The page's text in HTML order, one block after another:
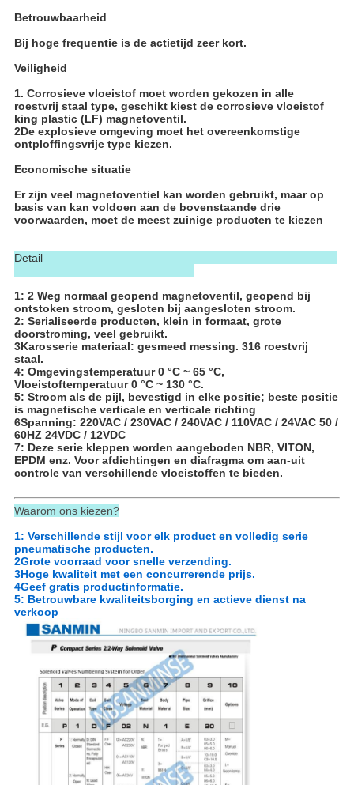
Betrouwbaarheid
Bij hoge frequentie is de actietijd zeer kort.
Veiligheid
1. Corrosieve vloeistof moet worden gekozen in alle
roestvrij staal type, geschikt kiest de corrosieve vloeistof
king plastic (LF) magnetoventil.
2De explosieve omgeving moet het overeenkomstige
ontploffingsvrije type kiezen.
Economische situatie
Er zijn veel magnetoventiel kan worden gebruikt, maar op
basis van kan voldoen aan de bovenstaande drie
voorwaarden, moet de meest zuinige producten te kiezen
Detail
1: 2 Weg normaal geopend magnetoventil, geopend bij
ontstoken stroom, gesloten bij aangesloten stroom.
2: Serialiseerde producten, klein in formaat, grote
doorstroming, veel gebruikt.
3Karosserie materiaal: gesmeed messing. 316 roestvrij
staal.
4: Omgevingstemperatuur 0 °C ~ 65 °C,
Vloeistoftemperatuur 0 °C ~ 130 °C.
5: Stroom als de pijl, bevestigd in elke positie; beste positie
is magnetische verticale en verticale richting
6Spanning: 220VAC / 230VAC / 240VAC / 110VAC / 24VAC 50 /
60HZ 24VDC / 12VDC
7: Deze serie kleppen worden aangeboden NBR, VITON,
EPDM enz. Voor afdichtingen en diafragma om aan-uit
controle van verschillende vloeistoffen te bieden.
Waarom ons kiezen?
1: Verschillende stijl voor elk product en volledig serie
pneumatische producten.
2Grote voorraad voor snelle verzending.
3Hoge kwaliteit met een concurrerende prijs.
4Geef gratis productinformatie.
5: Betrouwbare kwaliteitsborging en actieve dienst na
verkoop